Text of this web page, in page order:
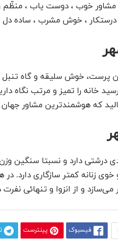
مشاور خوب ، دوست یاب ، منظّم
، خوش مشرب ، ساده دل
زن پرست، خوش سلیقه و گاه
خانه را تمیز و مرتب نگاه
که هوشمند‌ترین مشاور جهان
درشتی دارد و نسبتا سنگین
خوی زنانه کمتر سازگاری
و از انزوا و تنهائی نفرت
فیسبوک پینترست